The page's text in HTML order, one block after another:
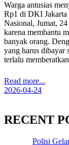
Warga antusias
Rp1 di DKI Jakarta
Nasional, Jumat,
karena membantu
banyak orang.
yang harus dibayar
terlalu
Read more...
2026-04-24
RECENT
Polisi